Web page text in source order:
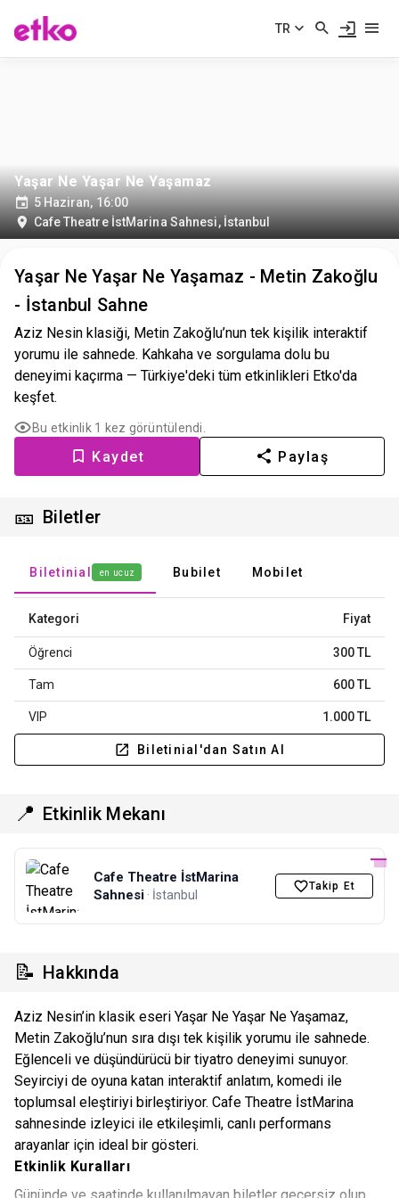
TR
Yaşar Ne Yaşar Ne Yaşamaz
5 Haziran, 16:00
Cafe Theatre İstMarina Sahnesi, İstanbul
Yaşar Ne Yaşar Ne Yaşamaz - Metin Zakoğlu
- İstanbul Sahne
Aziz Nesin klasiği, Metin Zakoğlu’nun tek kişilik interaktif
yorumu ile sahnede. Kahkaha ve sorgulama dolu bu
deneyimi kaçırma — Türkiye'deki tüm etkinlikleri Etko'da
keşfet.
Bu etkinlik 1 kez görüntülendi.
Kaydet Paylaş
🎫 Biletler
Biletinial en ucuz Bubilet Mobilet
Kategori Fiyat
Öğrenci 300 TL
Tam 600 TL
VIP 1.000 TL
Biletinial'dan Satın Al
📍 Etkinlik Mekanı
Cafe Theatre İstMarina
Sahnesi · İstanbul
Takip Et
📝 Hakkında
Aziz Nesin’in klasik eseri Yaşar Ne Yaşar Ne Yaşamaz,
Metin Zakoğlu’nun sıra dışı tek kişilik yorumu ile sahnede.
Eğlenceli ve düşündürücü bir tiyatro deneyimi sunuyor.
Seyirciyi de oyuna katan interaktif anlatım, komedi ile
toplumsal eleştiriyi birleştiriyor. Cafe Theatre İstMarina
sahnesinde izleyici ile etkileşimli, canlı performans
arayanlar için ideal bir gösteri.
Etkinlik Kuralları